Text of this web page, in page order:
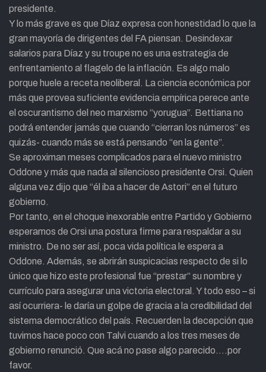
presidente.
Y lo más grave es que Díaz expresa con honestidad lo que la
gran mayoría de dirigentes del FA piensan. Desindexar
salarios para Díaz y su troupe no es una estrategia de
enfrentamiento al flagelo de la inflación. Es algo malo
porque huele a receta neoliberal. La ciencia económica por
más que provea suficiente evidencia empírica perece ante
el oscurantismo del neo marxismo “yorugua”. Bettiana no
podrá entender jamás que cuando “cierran los números” es
quizás- cuando más se está pensando “en la gente”.
Se aproximan meses complicados para el nuevo ministro
Oddone y más que nada al silencioso presidente Orsi. Quien
alguna vez dijo que “él iba a hacer de Astori” en el futuro
gobierno.
Por tanto, en el choque inexorable entre Partido y Gobierno
esperamos de Orsi una postura firme para respaldar a su
ministro. De no ser así, poca vida política le espera a
Oddone. Además, se abrirán suspicacias respecto de si lo
único que hizo este profesional fue “prestar” su nombre y
currículo para asegurar una victoria electoral. Y todo eso – si
así ocurriera- le daría un golpe de gracia a la credibilidad del
sistema democrático del país. Recuerden la decepción que
tuvimos hace poco con Talvi cuando a los tres meses de
gobierno renunció. Que acá no pase algo parecido….por
favor.